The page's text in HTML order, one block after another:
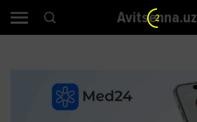
Avitsenna.uz
1